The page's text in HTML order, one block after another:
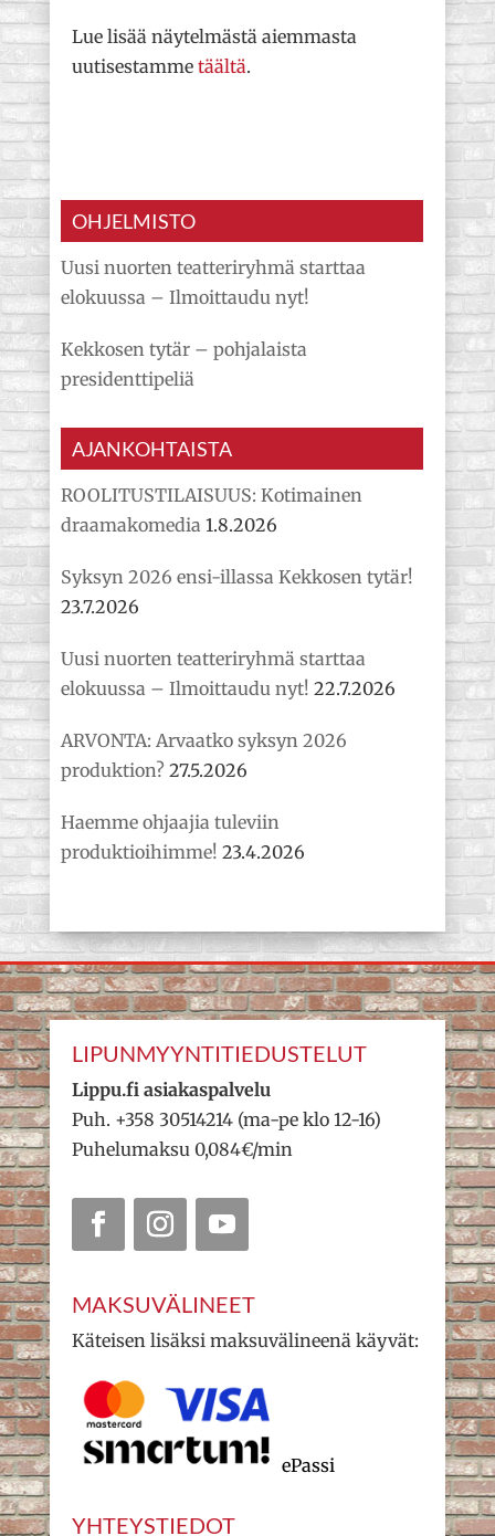
Lue lisää näytelmästä aiemmasta
uutisestamme täältä.
OHJELMISTO
Uusi nuorten teatteriryhmä starttaa
elokuussa – Ilmoittaudu nyt!
Kekkosen tytär – pohjalaista
presidenttipeliä
AJANKOHTAISTA
ROOLITUSTILAISUUS: Kotimainen
draamakomedia1.8.2026
Syksyn 2026 ensi-illassa Kekkosen tytär!
23.7.2026
Uusi nuorten teatteriryhmä starttaa
elokuussa – Ilmoittaudu nyt! 22.7.2026
ARVONTA: Arvaatko syksyn 2026
produktion? 27.5.2026
Haemme ohjaajia tuleviin
produktioihimme! 23.4.2026
LIPUNMYYNTITIEDUSTELUT
Lippu.fi asiakaspalvelu
Puh. +358 30514214 (ma-pe klo 12-16)
Puhelumaksu 0,084€/min
MAKSUVÄLINEET
Käteisen lisäksi maksuvälineenä käyvät:
ePassi
YHTEYSTIEDOT